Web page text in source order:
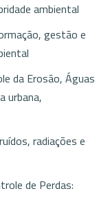
ambiental
gestão e
da Erosão, Águas
urbana,
radiações e
de Perdas: